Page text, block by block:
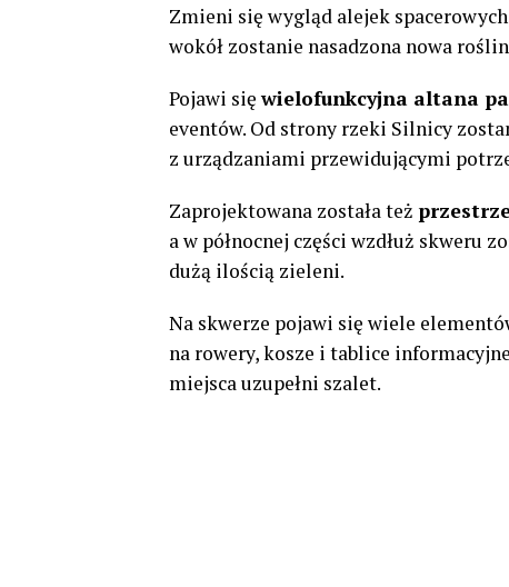
Zmieni się wygląd alejek
wokół zostanie nasadzona nowa
Pojawi sięwielofunkcyjna altana
eventów. Od strony rzeki Silnicy
z urządzaniami przewidującymi
Zaprojektowana została też
a w północnej części wzdłuż skweru
dużą ilością zieleni.
Na skwerze pojawi się wiele
na rowery, kosze i tablice
miejsca uzupełni szalet.